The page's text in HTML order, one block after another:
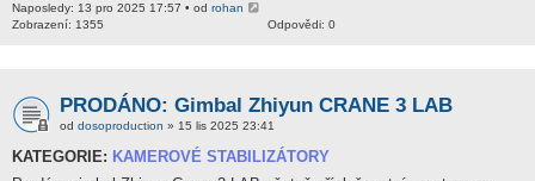
Naposledy: 13 pro 2025 17:57 • od rohan
Odpovědi: 0
Zobrazení: 1355
PRODÁNO: Gimbal Zhiyun CRANE 3 LAB
od dosoproduction » 15 lis 2025 23:41
KATEGORIE: KAMEROVÉ STABILIZÁTORY